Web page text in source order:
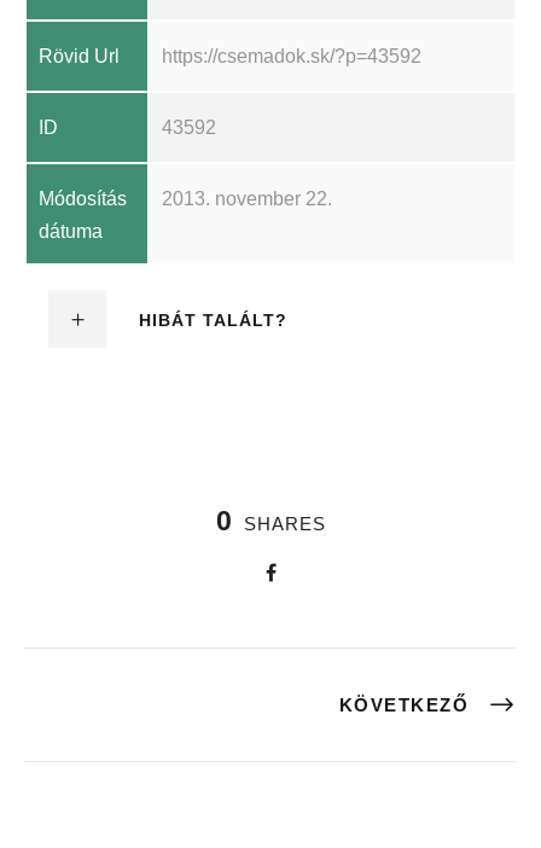
Rövid Url https://csemadok.sk/?p=43592
ID 43592
Módosítás
dátuma
2013. november 22.
HIBÁT TALÁLT?
0 SHARES
KÖVETKEZŐ